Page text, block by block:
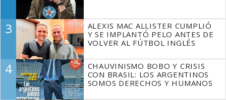
3
ALEXIS MAC ALLISTER CUMPLIÓ
Y SE IMPLANTÓ PELO ANTES DE
VOLVER AL FÚTBOL INGLÉS
4
CHAUVINISMO BOBO Y CRISIS
CON BRASIL: LOS ARGENTINOS
SOMOS DERECHOS Y HUMANOS